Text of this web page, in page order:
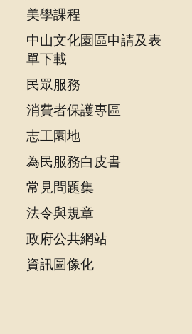
美學課程
中山文化園區申請及表
單下載
民眾服務
消費者保護專區
志工園地
為民服務白皮書
常見問題集
法令與規章
政府公共網站
資訊圖像化